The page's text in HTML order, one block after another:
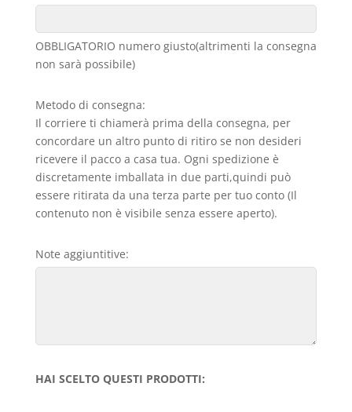
OBBLIGATORIO numero giusto(altrimenti la consegna
non sarà possibile)
Metodo di consegna:
Il corriere ti chiamerà prima della consegna, per
concordare un altro punto di ritiro se non desideri
ricevere il pacco a casa tua. Ogni spedizione è
discretamente imballata in due parti,quindi può
essere ritirata da una terza parte per tuo conto (Il
contenuto non è visibile senza essere aperto).
Note aggiuntitive:
HAI SCELTO QUESTI PRODOTTI: